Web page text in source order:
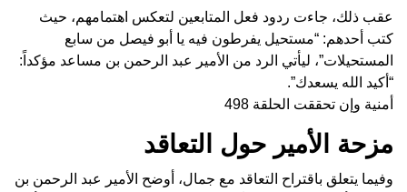
عقب ذلك، جاءت ردود فعل المتابعين لتعكس اهتمامهم، حيث
كتب أحدهم: “مستحيل يفرطون فيه يا أبو فيصل من سابع
المستحيلات”، ليأتي الرد من الأمير عبد الرحمن بن مساعد مؤكداً:
“أكيد الله يسعدك”.
أمنية وإن تحققت الحلقة 498
مزحة الأمير حول التعاقد
وفيما يتعلق باقتراح التعاقد مع جمال، أوضح الأمير عبد الرحمن بن